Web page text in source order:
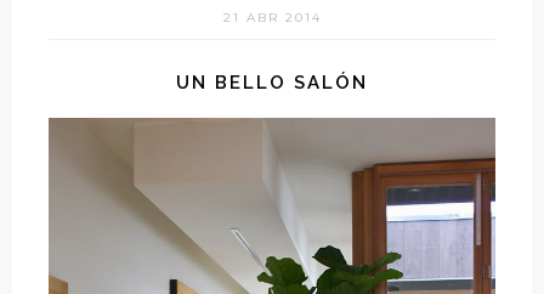
21 ABR 2014
UN BELLO SALÓN